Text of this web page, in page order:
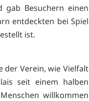
gab Besuchern einen
entdeckten bei Spiel
ist.
der Verein, wie Vielfalt
seit einem halben
willkommen